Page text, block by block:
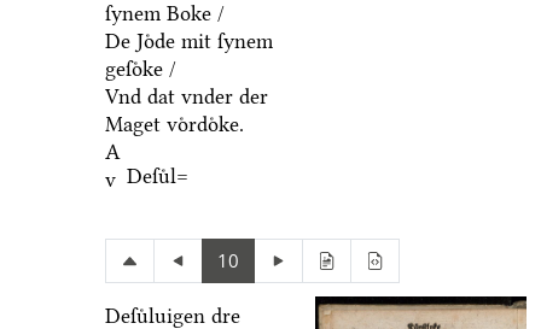
ſynem Boke /
De Joͤde mit ſynem
geſoͤke /
Vnd dat vnder der
Maget voͤrdoͤke.
A
v Deſuͤl=
10
Deſuͤluigen dre